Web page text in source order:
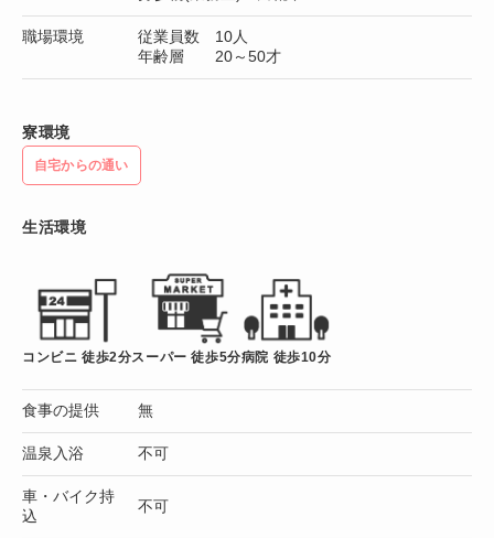
職場環境
従業員数 10人
年齢層 20～50才
寮環境
自宅からの通い
生活環境
コンビニ 徒歩2分スーパー 徒歩5分病院 徒歩10分
食事の提供 無
温泉入浴 不可
車・バイク持
込
不可